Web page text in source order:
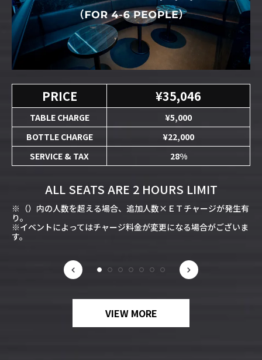
PRICE ¥35,046
TABLE CHARGE
¥5,000
BOTTLE CHARGE
¥22,000
SERVICE & TAX
28%
ALL SEATS ARE 2 HOURS LIMIT
※（）内の人数を超える場合、追加人数×ＥＴチャージが発生有
り。
※イベントによってはチャージ料金が変更になる場合がございま
す。
VIEW MORE